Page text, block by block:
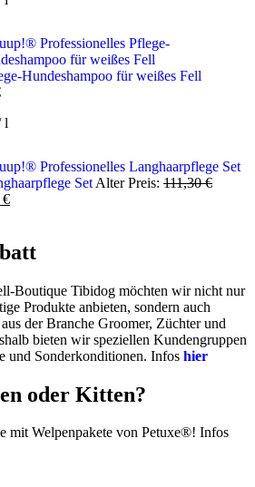
Hundeshampoo für weißes Fell
l
Set Alter Preis: 111,30€
€Aktueller
99,90 €.
Boutique Tibidog möchten wir nicht nur
Produkte anbieten, sondern auch
der Branche Groomer, Züchter und
bieten wir speziellen Kundengruppen
und Sonderkonditionen. Infos hier
oder Kitten?
mit Welpenpakete von Petuxe®! Infos